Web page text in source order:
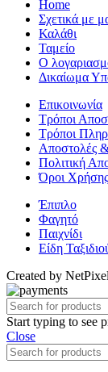
Home
Σχετικά με
Καλάθι
Ταμείο
Ο
Δικαίωμα
Επικοινωνία
Τρόποι
Τρόποι
Αποστολές
Πολιτική
Όροι Χρήσης
Έπιπλο
Φαγητό
Παιχνίδι
Είδη
Created by
Start typing to see
Close